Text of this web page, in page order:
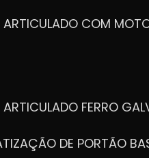
ARTICULADO COM
ARTICULADO FERRO
DE PORTÃO